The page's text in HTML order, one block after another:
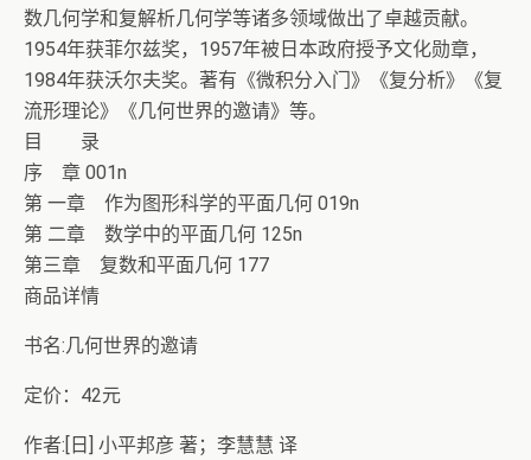
数几何学和复解析几何学等诸多领域做出了卓越贡献。
1954年获菲尔兹奖，1957年被日本政府授予文化勋章，
1984年获沃尔夫奖。著有《微积分入门》《复分析》《复
流形理论》《几何世界的邀请》等。
目 录
序 章 001n
第 一章 作为图形科学的平面几何 019n
第 二章 数学中的平面几何 125n
第三章 复数和平面几何 177
商品详情
书名:几何世界的邀请
定价：42元
作者:[日] 小平邦彦 著；李慧慧 译